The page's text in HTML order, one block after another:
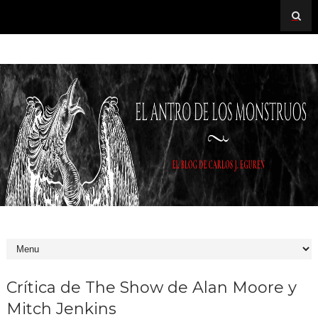
Crítica de The Show de Alan Moore y
Mitch Jenkins